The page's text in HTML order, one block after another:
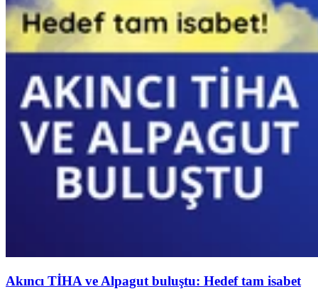
Akıncı TİHA ve Alpagut buluştu: Hedef tam isabet